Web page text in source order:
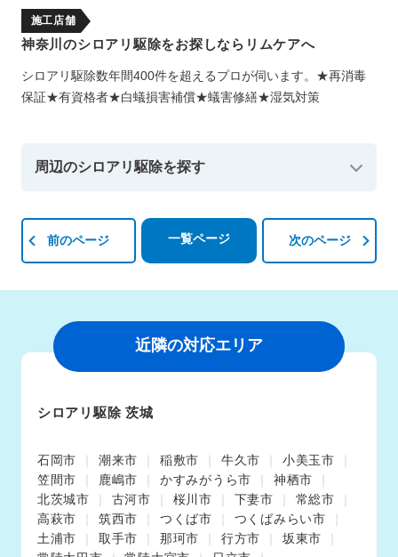
施工店舗
神奈川のシロアリ駆除をお探しならリムケアへ
シロアリ駆除数年間400件を超えるプロが伺います。★再消毒
保証★有資格者★白蟻損害補償★蟻害修繕★湿気対策
周辺のシロアリ駆除を探す
前のページ 一覧ページ 次のページ
近隣の対応エリア
シロアリ駆除 茨城
石岡市 潮来市 稲敷市 牛久市
小美玉市
笠間市
鹿嶋市 かすみがうら市
神栖市
北茨城市
古河市 桜川市 下妻市
常総市
高萩市
筑西市 つくば市
つくばみらい市
土浦市
取手市 那珂市 行方市
坂東市